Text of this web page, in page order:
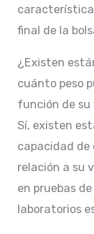
final de la
¿Existen
cuánto peso
función de su
Sí, existen
capacidad de
relación a su
en pruebas
laboratorios